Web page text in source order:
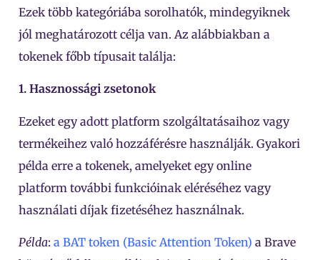
Ezek több kategóriába sorolhatók, mindegyiknek
jól meghatározott célja van. Az alábbiakban a
tokenek főbb típusait találja:
1. Hasznossági zsetonok
Ezeket egy adott platform szolgáltatásaihoz vagy
termékeihez való hozzáférésre használják. Gyakori
példa erre a tokenek, amelyeket egy online
platform további funkcióinak eléréséhez vagy
használati díjak fizetéséhez használnak.
Példa: a BAT token (Basic Attention Token) a Brave